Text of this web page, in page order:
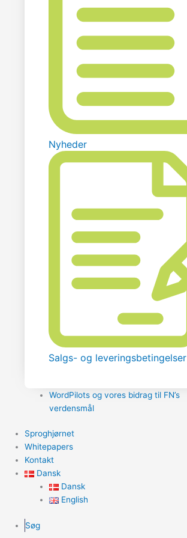
Nyheder
Salgs- og leveringsbetingelser
WordPilots og vores bidrag til FN’s
verdensmål
Sproghjørnet
Whitepapers
Kontakt
Dansk
Dansk
English
Søg